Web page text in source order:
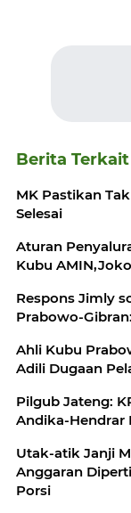
Berita Terkait
MK Pastikan
Selesai
Aturan
Kubu
Respons Jimly
Prabowo-
Ahli Kubu
Adili Dugaan
Pilgub Jateng:
Andika-Hendrar
Utak-atik Janji
Anggaran
Porsi